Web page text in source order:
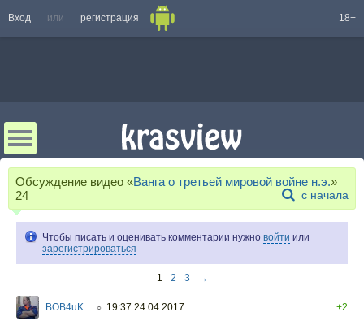
Вход или регистрация 18+
Обсуждение видео «Ванга о третьей мировой войне н.э.»
24
с начала
Чтобы писать и оценивать комментарии нужно войти или
зарегистрироваться
1 2 3 →
BOB4uK ○ 19:37 24.04.2017
+2